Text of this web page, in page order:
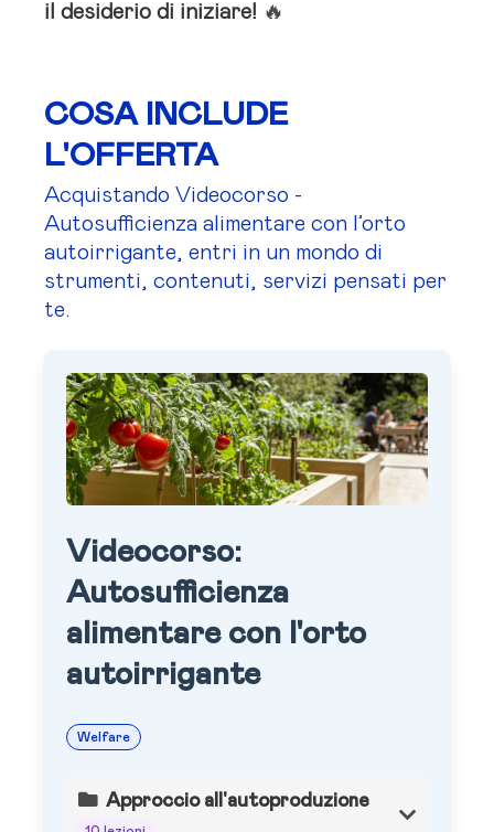
il desiderio di iniziare! 🔥
COSA INCLUDE
L'OFFERTA
Acquistando Videocorso -
Autosufficienza alimentare con l’orto
autoirrigante, entri in un mondo di
strumenti, contenuti, servizi pensati per
te.
Videocorso:
Autosufficienza
alimentare con l'orto
autoirrigante
Welfare
Approccio all'autoproduzione